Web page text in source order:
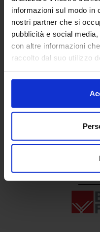
informazioni sul modo in
nostri partner che si
pubblicità e social
con altre informazioni
raccolto dal suo utilizzo
+ 39